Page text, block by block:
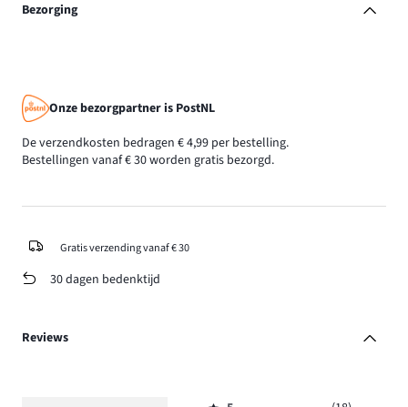
Bezorging
Onze bezorgpartner is PostNL
De verzendkosten bedragen € 4,99 per bestelling.
Bestellingen vanaf € 30 worden gratis bezorgd.
Gratis verzending vanaf € 30
30 dagen bedenktijd
Reviews